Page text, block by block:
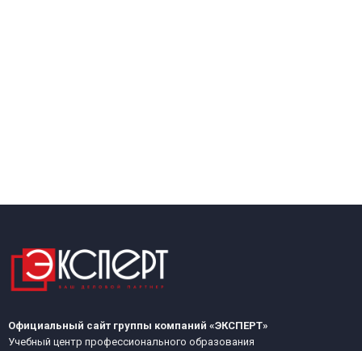
Официальный сайт группы компаний «ЭКСПЕРТ»
Учебный центр профессионального образования